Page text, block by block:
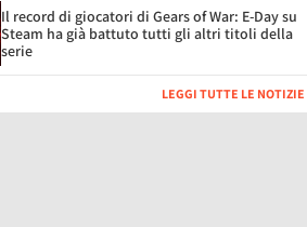
Il record di giocatori di Gears of War: E-Day su
Steam ha già battuto tutti gli altri titoli della
serie
LEGGI TUTTE LE NOTIZIE